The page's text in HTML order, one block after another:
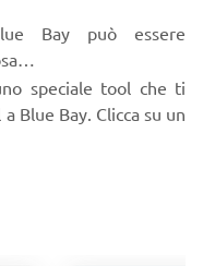
Bay può essere
speciale tool che ti
Blue Bay. Clicca su un